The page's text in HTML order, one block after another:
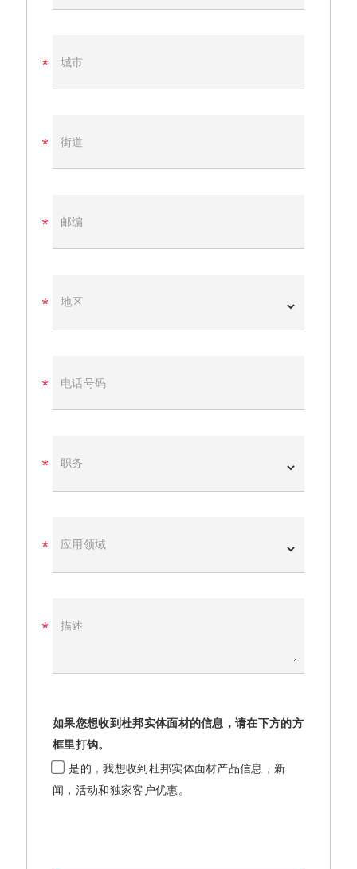
城市
街道
邮编
地区
电话号码
职务
应用领域
描述
如果您想收到杜邦实体面材的信息，请在下方的方
框里打钩。
是的，我想收到杜邦实体面材产品信息，新
闻，活动和独家客户优惠。